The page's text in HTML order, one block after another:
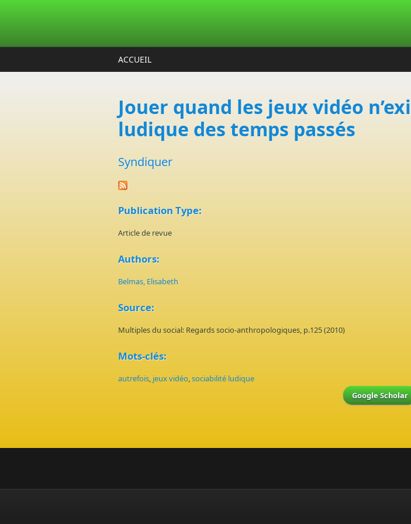
ACCUEIL
Jouer quand les jeux vidéo
ludique des temps passés
Syndiquer
Publication Type:
Article de revue
Authors:
Belmas, Elisabeth
Source:
Multiples du social: Regards socio-anthropologiques, p.125 (2010)
Mots-clés:
autrefois, jeux vidéo,sociabilité ludique
Google Scholar